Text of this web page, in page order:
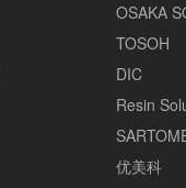
OSAKA
TOSOH
DIC
Resin
优美科